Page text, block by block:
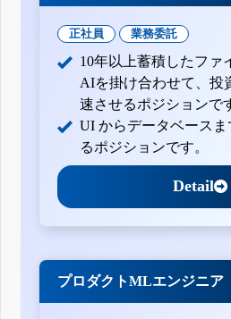
正社員 業務委託
10年以上蓄積したファ
AIを掛け合わせて、投
速させるポジションで
UI からデータベース
るポジションです。
Detail
プロダクトMLエンジニア